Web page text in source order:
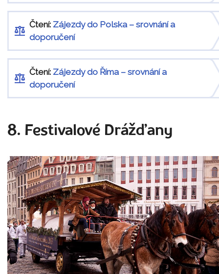
Čtení: Zájezdy do Polska – srovnání a
doporučení
Čtení: Zájezdy do Říma – srovnání a
doporučení
8. Festivalové Drážďany